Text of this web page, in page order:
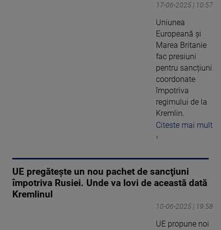
17-06-2025 | 10:57
Uniunea
Europeană și
Marea Britanie
fac presiuni
pentru sancțiuni
coordonate
împotriva
regimului de la
Kremlin.
Citeste mai mult
›
UE pregătește un nou pachet de sancţiuni
împotriva Rusiei. Unde va lovi de această dată
Kremlinul
10-06-2025 | 19:58
UE propune noi